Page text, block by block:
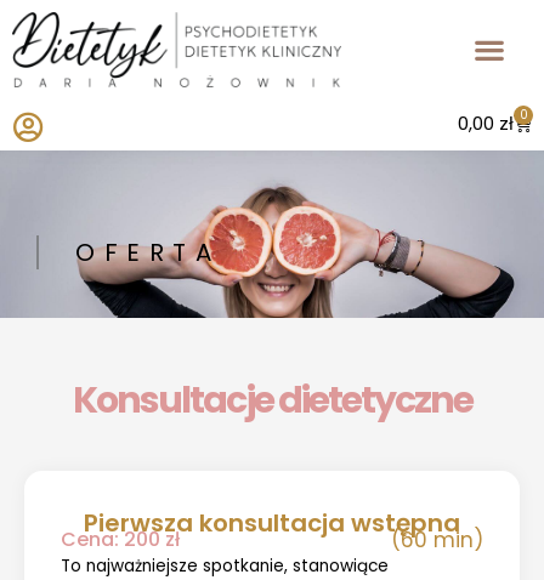
Przejdź
do
treści
0,00 zł 0
OFERTA
Konsultacje dietetyczne
Pierwsza konsultacja wstępna
Cena: 200 zł (60 min)
To najważniejsze spotkanie, stanowiące